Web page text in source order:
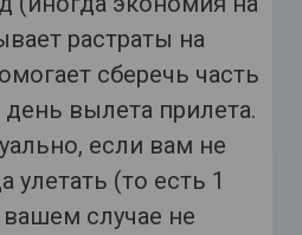
растраты на
сберечь часть
день вылета прилета.
если вам не
улетать (то есть 1
случае не